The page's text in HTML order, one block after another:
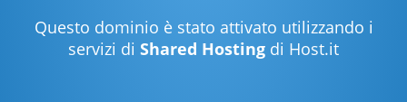
Questo dominio è stato attivato utilizzando i
servizi di Shared Hosting di Host.it